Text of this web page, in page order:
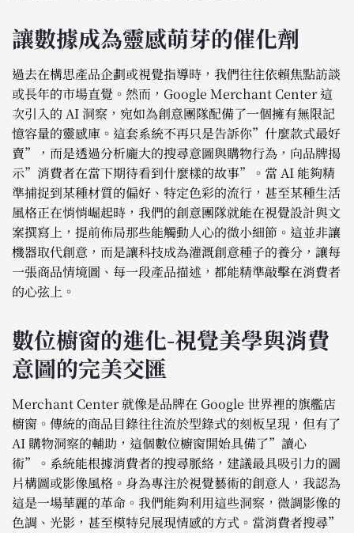
讓數據成為靈感萌芽的催化劑
過去在構思產品企劃或視覺指導時，我們往往依賴焦點訪談
或長年的市場直覺。然而，Google Merchant Center 這
次引入的 AI 洞察，宛如為創意團隊配備了一個擁有無限記
憶容量的靈感庫。這套系統不再只是告訴你”什麼款式最好
賣”，而是透過分析龐大的搜尋意圖與購物行為，向品牌揭
示”消費者在當下期待看到什麼樣的故事”。當 AI 能夠精
準捕捉到某種材質的偏好、特定色彩的流行，甚至某種生活
風格正在悄悄崛起時，我們的創意團隊就能在視覺設計與文
案撰寫上，提前佈局那些能觸動人心的微小細節。這並非讓
機器取代創意，而是讓科技成為灌溉創意種子的養分，讓每
一張商品情境圖、每一段產品描述，都能精準敲擊在消費者
的心弦上。
數位櫥窗的進化-視覺美學與消費
意圖的完美交匯
Merchant Center 就像是品牌在 Google 世界裡的旗艦店
櫥窗。傳統的商品目錄往往流於型錄式的刻板呈現，但有了
AI 購物洞察的輔助，這個數位櫥窗開始具備了”讀心
術”。系統能根據消費者的搜尋脈絡，建議最具吸引力的圖
片構圖或影像風格。身為專注於視覺藝術的創意人，我認為
這是一場華麗的革命。我們能夠利用這些洞察，微調影像的
色調、光影，甚至模特兒展現情感的方式。當消費者搜尋”